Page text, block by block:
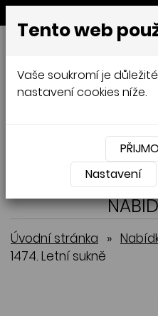
Jana
XXL,
Přihlásit
Úvodní stránka »
1474. Letní sukně
Tento web
Vaše soukromí je
nastavení cookies níže.
Nastavení